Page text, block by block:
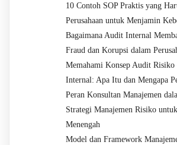
10 Contoh SOP Praktis yang
Perusahaan untuk Menjamin
Bagaimana Audit Internal
Fraud dan Korupsi dalam
Memahami Konsep Audit
Internal: Apa Itu dan Mengapa
Peran Konsultan Manajemen
Strategi Manajemen Risiko
Menengah
Model dan Framework